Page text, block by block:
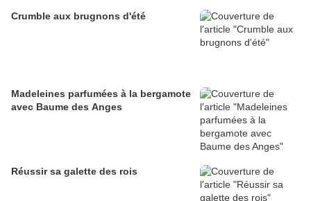
Crumble aux brugnons d'été
Madeleines parfumées à la bergamote
avec Baume des Anges
Réussir sa galette des rois